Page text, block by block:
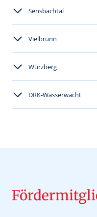
Sensbachtal
Vielbrunn
Würzberg
DRK-Wasserwacht